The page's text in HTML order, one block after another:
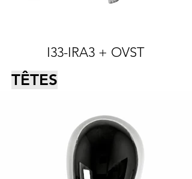
I33-IRA3 + OVST
TÊTES